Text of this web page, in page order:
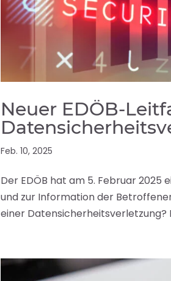
Neuer EDÖB-
Feb. 10, 2025
Der EDÖB hat am 5. Februar
und zur Information der
einer Datensicherheitsverletzung?